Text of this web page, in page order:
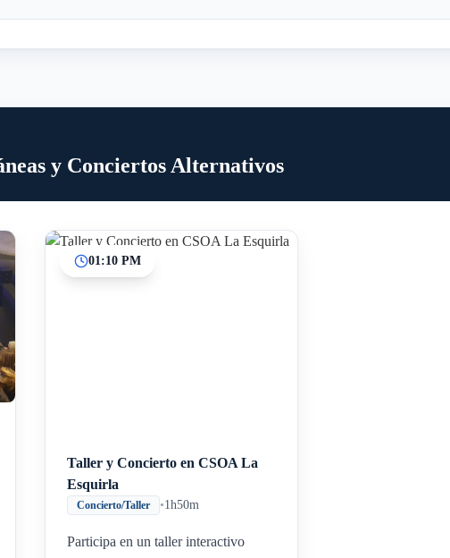
y Conciertos Alternativos
01:10 PM
Taller y Concierto en CSOA La
Esquirla
Concierto/Taller •1h50m
Participa en un taller interactivo